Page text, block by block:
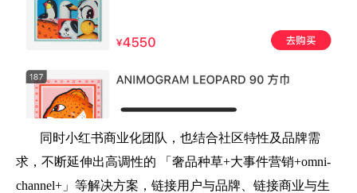
同时小红书商业化团队，也结合社区特性及品牌需
求，不断延伸出高调性的 「奢品种草+大事件营销+omni-
channel+」等解决方案，链接用户与品牌、链接商业与生